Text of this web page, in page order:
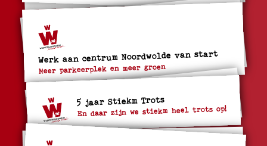
Werk aan centrum Noordwolde van start
Meer parkeerplek en meer groen
5 jaar Stiekm Trots
En daar zijn we stiekm heel trots op!